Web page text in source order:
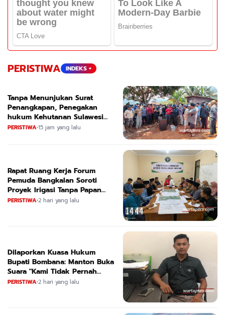
PERISTIWA INDEKS +
Tanpa Menunjukan Surat
Penangkapan, Penegakan
hukum Kehutanan Sulawesi
Selatan Culik Petani Ladah Di
PERISTIWA•15 jam yang lalu
Rapat Ruang Kerja Forum
Pemuda Bangkalan Soroti
Proyek Irigasi Tanpa Papan
Nama
PERISTIWA•2 hari yang lalu
Dilaporkan Kuasa Hukum
Bupati Bombana: Manton Buka
Suara "Kami Tidak Pernah
Menutup Ruang Hak Jawab"
PERISTIWA•2 hari yang lalu